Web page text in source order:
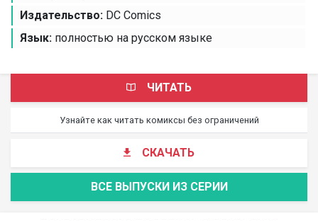
Издательство: DC Comics
Язык: полностью на русском языке
ЧИТАТЬ
Узнайте как читать комиксы без ограничений
СКАЧАТЬ
ВСЕ ВЫПУСКИ ИЗ СЕРИИ